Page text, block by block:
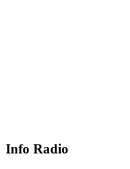
Info Radio